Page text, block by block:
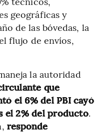
geográficas y
de las bóvedas, la
flujo de envíos,
la autoridad
que
el 6% del PBI cayó
el 2% del producto.
responde